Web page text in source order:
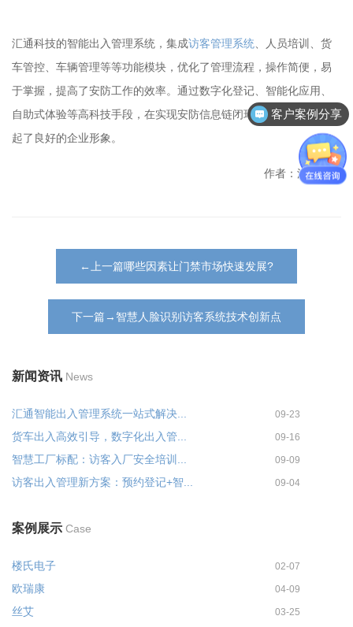
汇通科技的智能出入管理系统 ，集成访客管理系统 、人员培训、货
车管控、车辆管理等等功能模块，优化了管理流程，操作简便，易
于掌握，提高了安防工作的效率。通过数字化登记、智能化应用、
自助式体验等高科技手段，在实现安防信息链闭环的同时，也树立
起了良好的企业形象。
作者：汇通科技
←上一篇哪些因素让门禁市场快速发展?
下一篇→智慧人脸识别访客系统技术创新点
新闻资讯 News
汇通智能出入管理系统一站式解决... 09-23
货车出入高效引导，数字化出入管... 09-16
智慧工厂标配：访客入厂安全培训... 09-09
访客出入管理新方案：预约登记+智... 09-04
案例展示 Case
楼氏电子 02-07
欧瑞康 04-09
丝艾 03-25
客户案例分享